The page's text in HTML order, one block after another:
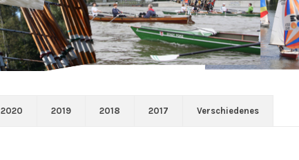
2020 2019 2018 2017 Verschiedenes